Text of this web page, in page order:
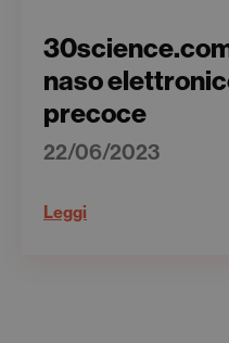
naso
precoce
22/06/2023
Leggi